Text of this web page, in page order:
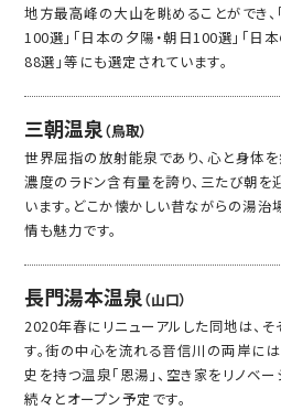
地方最高峰の大山を眺めることができ、
100選」「日本の夕陽・朝日100選」「日
88選」等にも選定されています。
三朝温泉 （鳥取）
世界屈指の放射能泉であり、心と身体
濃度のラドン含有量を誇り、三たび朝
います。どこか懐かしい昔ながらの湯
情も魅力です。
長門湯本温泉 （山口）
2020年春にリニューアルした同地は、
す。街の中心を流れる音信川の両岸に
史を持つ温泉「恩湯」、空き家をリノベ
続々とオープン予定です。